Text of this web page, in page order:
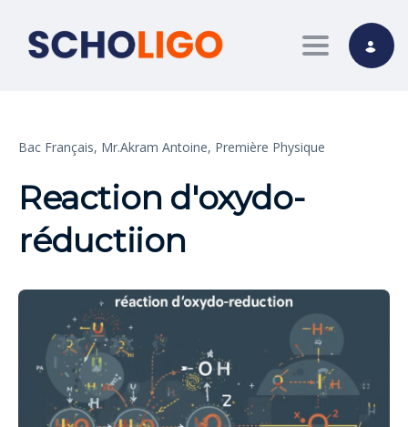
Toggle
Bac Français, Mr.Akram Antoine, Première Physique
Reaction d'oxydo-
réductiion